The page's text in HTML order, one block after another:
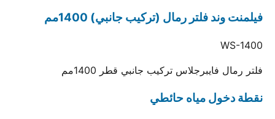
فيلمنت وند فلتر رمال (تركيب جانبي) 1400مم
WS-1400
فلتر رمال فايبرجلاس تركيب جانبي قطر 1400مم
نقطة دخول مياه حائطي